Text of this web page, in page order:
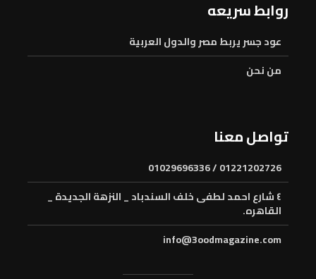
روابط سريعه
عود جسر يربط مصر والدول العربية
من نحن
تواصل معنا
01221202726 / 01029696336
٤ شارع احمد لطفى خلف السندباد _ النزهة الجديدة _
القاهره.
info@3oodmagazine.com